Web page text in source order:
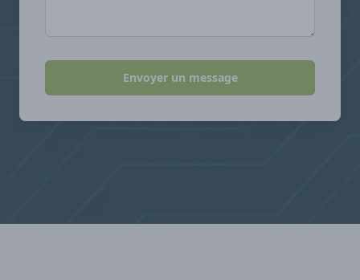
Envoyer un message